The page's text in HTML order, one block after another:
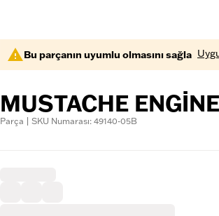
Bu parçanın uyumlu olmasını sağla
MUSTACHE
Parça | SKU Numarası: 49140-05B